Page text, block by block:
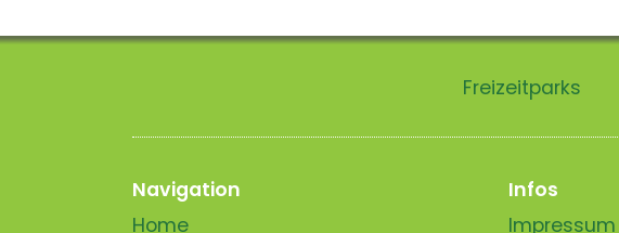
Freizeitparks
Navigation
Home
Infos
Impressum